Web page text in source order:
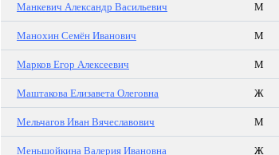
Манкевич Александр Васильевич М
Манохин Семён Иванович М
Марков Егор Алексеевич М
Маштакова Елизавета Олеговна Ж
Мельчагов Иван Вячеславович М
Меньшойкина Валерия Ивановна Ж